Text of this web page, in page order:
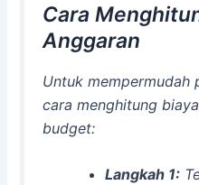
Cara
Anggaran
Untuk mempermudah
cara menghitung
budget:
Langkah 1: